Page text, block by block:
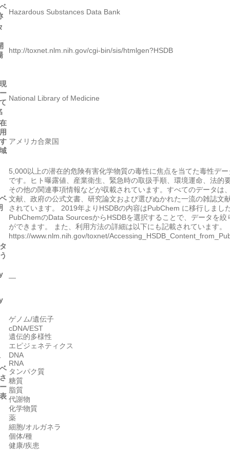
Hazardous Substances Data Bank
http://toxnet.nlm.nih.gov/cgi-bin/sis/htmlgen?HSDB
National Library of Medicine
アメリカ合衆国
5,000以上の潜在的危険有害化学物質の毒性に焦点を当てた毒性デ
です。ヒト曝露値、産業衛生、緊急時の取扱手順、環境運命、法的
その他の関連事項情報などが収載されています。すべてのデータは
文献、政府の公式文書、研究論文および選びぬかれた一流の雑誌文
されています。 2019年よりHSDBの内容はPubChem に移行しまし
PubChemのData SourcesからHSDBを選択することで、データを絞
ができます。 また、利用方法の詳細は以下にも記載されています。
https://www.nlm.nih.gov/toxnet/
―
ゲノム/遺伝子
cDNA/EST
遺伝的多様性
エピジェネティクス
DNA
RNA
タンパク質
糖質
脂質
代謝物
化学物質
薬
細胞/オルガネラ
個体/種
健康/疾患